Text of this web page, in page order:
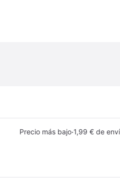
Precio más bajo·1,99 € de